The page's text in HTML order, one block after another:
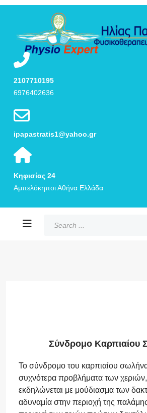
2107710195
6976402636
ipapastratis1@yahoo.gr
Κηφισίας 24
Αμπελόκηποι Αθήνα Ελλάδα
Σύνδρομο Καρπιαίου
Το σύνδρομο του καρπιαίου σωλήνα
συχνότερα προβλήματα των
εκδηλώνεται με μούδιασμα των
αδυναμία στην περιοχή της παλάμης